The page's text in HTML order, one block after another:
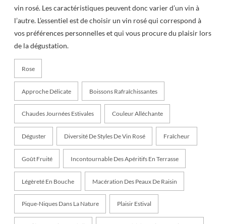
vin rosé. Les caractéristiques peuvent donc varier d’un vin à
l’autre. L’essentiel est de choisir un vin rosé qui correspond à
vos préférences personnelles et qui vous procure du plaisir lors
de la dégustation.
Rose
Approche Délicate Boissons Rafraîchissantes
Chaudes Journées Estivales Couleur Alléchante
Déguster Diversité De Styles De Vin Rosé Fraîcheur
Goût Fruité Incontournable Des Apéritifs En Terrasse
Légèreté En Bouche Macération Des Peaux De Raisin
Pique-Niques Dans La Nature Plaisir Estival